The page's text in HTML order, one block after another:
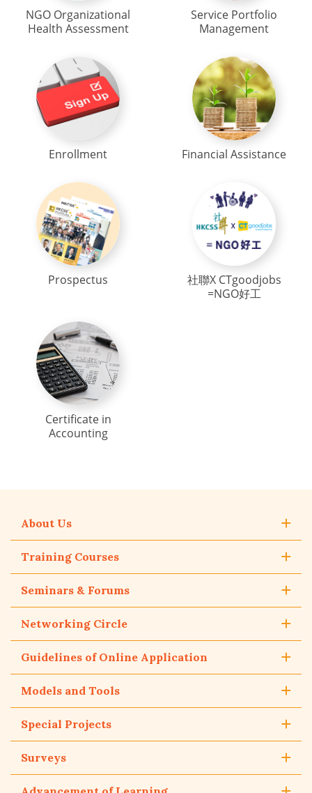
NGO Organizational
Health Assessment
Service Portfolio
Management
Enrollment Financial Assistance
Prospectus
社聯X CTgoodjobs
=NGO好工
Certificate in
Accounting
About Us
Training Courses
Seminars & Forums
Networking Circle
Guidelines of Online Application
Models and Tools
Special Projects
Surveys